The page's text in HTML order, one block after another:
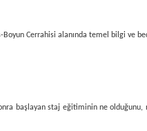
Boyun Cerrahisi alanında temel bilgi
başlayan staj eğitiminin ne olduğunu,